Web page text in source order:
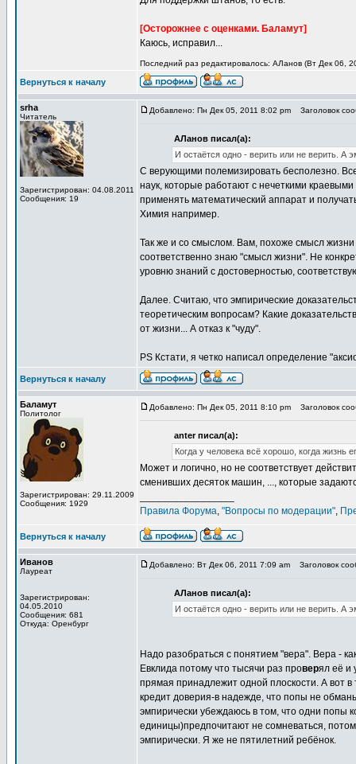
[Осторожнее с оценками. Баламут]
Каюсь, исправил...
Последний раз редактировалось: АЛанов (Вт Дек 06,
Вернуться к началу
srha
Читатель
Зарегистрирован: 04.08.2011
Сообщения: 19
Добавлено: Пн Дек 05, 2011 8:02 pm Заголовок
АЛанов писал(а):
И остаётся одно - верить или не верить. А
C верующими полемизировать бесполезно.
наук, которые работают с нечеткими
применять математический аппарат и
Химия например.
Так же и со смыслом. Вам, похоже смысл
соответственно знаю "смысл жизни". Не
уровню знаний с достоверностью,
Далее. Считаю, что эмпирические
теоретическим вопросам? Какие
от жизни... А отказ к "чуду".
PS Кстати, я четко написал определение
Вернуться к началу
Баламут
Политолог
Зарегистрирован: 29.11.2009
Сообщения: 1929
Добавлено: Пн Дек 05, 2011 8:10 pm Заголовок
anter писал(а):
Когда у человека всё хорошо, когда жизнь
Может и логично, но не соответствует
сменивших десяток машин, ..., которые
Правила Форума, "Вопросы по модерации",
Вернуться к началу
Иванов
Лауреат
Зарегистрирован:
04.05.2010
Сообщения: 681
Откуда: Оренбург
Добавлено: Вт Дек 06, 2011 7:09 am Заголовок
АЛанов писал(а):
И остаётся одно - верить или не верить. А
Надо разобраться с понятием "вера". Вера -
Евклида потому что тысячи раз проверял её и
прямая принадлежит одной плоскости. А вот в
кредит доверия-в надежде, что попы не
эмпирически убеждаюсь в том, что одни попы
единицы)предпочитают не сомневаться,
эмпирически. Я же не пятилетний ребёнок.